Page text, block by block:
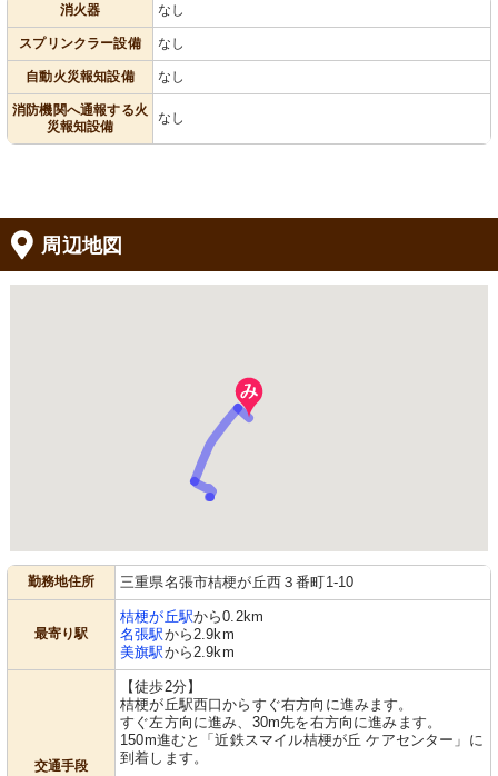
消火器 なし
スプリンクラー設備 なし
自動火災報知設備 なし
消防機関へ通報する火
災報知設備
なし
周辺地図
勤務地住所 三重県名張市桔梗が丘西３番町1-10
最寄り駅
桔梗が丘駅から0.2km
名張駅から2.9km
美旗駅から2.9km
交通手段
【徒歩2分】
桔梗が丘駅西口からすぐ右方向に進みます。
すぐ左方向に進み、30m先を右方向に進みます。
150m進むと「近鉄スマイル桔梗が丘 ケアセンター」に
到着します。